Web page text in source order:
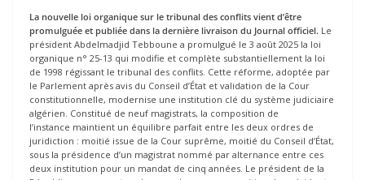
La nouvelle loi organique sur le tribunal des conflits vient d’être
promulguée et publiée dans la dernière livraison du Journal officiel. Le
président Abdelmadjid Tebboune a promulgué le 3 août 2025 la loi
organique n° 25-13 qui modifie et complète substantiellement la loi
de 1998 régissant le tribunal des conflits. Cette réforme, adoptée par
le Parlement après avis du Conseil d’État et validation de la Cour
constitutionnelle, modernise une institution clé du système judiciaire
algérien. Constitué de neuf magistrats, la composition de
l’instance maintient un équilibre parfait entre les deux ordres de
juridiction : moitié issue de la Cour suprême, moitié du Conseil d’État,
sous la présidence d’un magistrat nommé par alternance entre ces
deux institution pour un mandat de cinq années. Le président de la